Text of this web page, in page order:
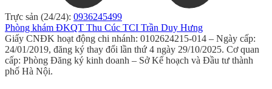
Trực sản (24/24): 0936245499
Phòng khám ĐKQT Thu Cúc TCI Trần Duy Hưng
Giấy CNĐK hoạt động chi nhánh: 0102624215-014 – Ngày cấp:
24/01/2019, đăng ký thay đổi lần thứ 4 ngày 29/10/2025. Cơ quan
cấp: Phòng Đăng ký kinh doanh – Sở Kế hoạch và Đầu tư thành
phố Hà Nội.